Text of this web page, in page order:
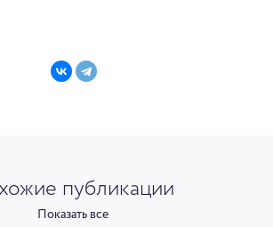
публикации
Показать все